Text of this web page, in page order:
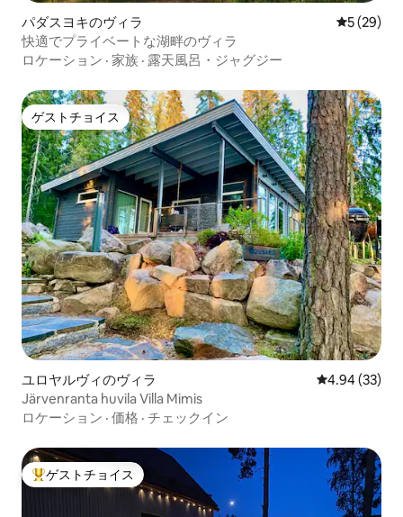
パダスヨキのヴィラ レビュー
5 (29)
快適でプライベートな湖畔のヴィラ
ロケーション · 家族 · 露天風呂・ジャグジー
ゲストチョイス
ゲストチョイス
ユロヤルヴィのヴィラ レビュー33
4.94 (33)
Järvenranta huvila Villa Mimis
ロケーション · 価格 · チェックイン
大好評のゲストチョイスです。
ゲストチョイス